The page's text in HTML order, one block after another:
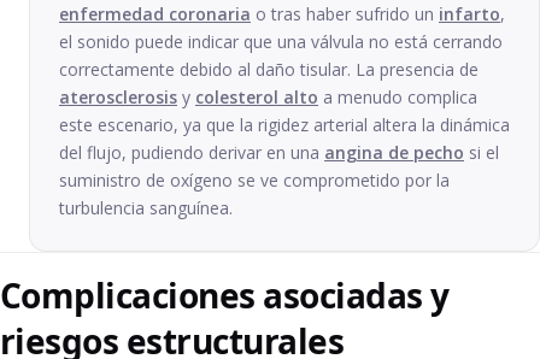
enfermedad coronaria o tras haber sufrido un infarto,
el sonido puede indicar que una válvula no está cerrando
correctamente debido al daño tisular. La presencia de
aterosclerosis y colesterol alto a menudo complica
este escenario, ya que la rigidez arterial altera la dinámica
del flujo, pudiendo derivar en una angina de pecho si el
suministro de oxígeno se ve comprometido por la
turbulencia sanguínea.
Complicaciones asociadas y
riesgos estructurales